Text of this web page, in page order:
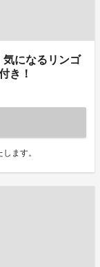
気になるリンゴ
き！
ます。